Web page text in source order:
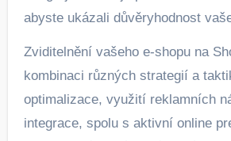
abyste ukázali důvěryhodnost
Zviditelnění vašeho e-shopu na
kombinaci různých strategií a
optimalizace, využití reklamních
integrace, spolu s aktivní online